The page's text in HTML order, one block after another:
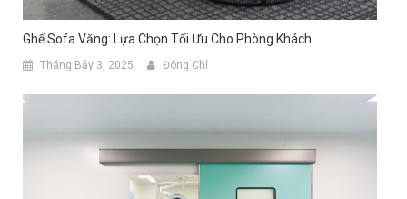
Ghế Sofa Văng: Lựa Chọn Tối Ưu Cho Phòng Khách
Tháng Bảy 3, 2025 Đông Chí